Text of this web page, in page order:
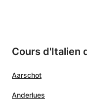
Cours d'Italien
Aarschot
Anderlues